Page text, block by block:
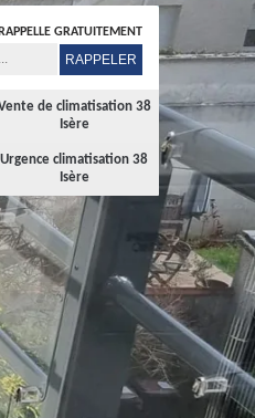
de climatisation 38
Isère
Urgence climatisation 38
Isère
GRATUITEMENT